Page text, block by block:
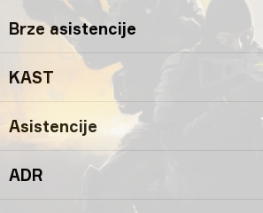
Brze asistencije
KAST
Asistencije
ADR